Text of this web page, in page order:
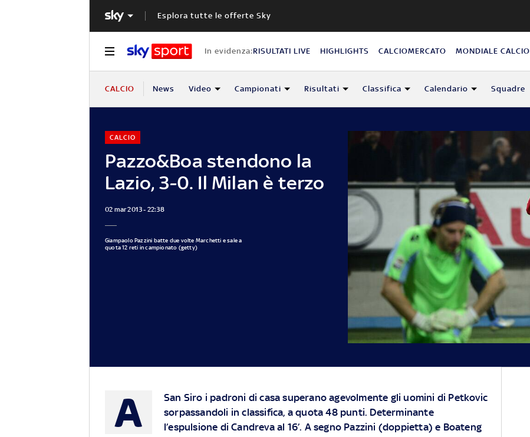
Esplora tutte le offerte Sky
In evidenza:RISULTATI LIVE HIGHLIGHTS CALCIOMERCATO MONDIALE CALCIO
CALCIO News Video Campionati Risultati Classifica Calendario Squadre
Pazzo&Boa stendono la
Lazio, 3-0. Il Milan è terzo
CALCIO
02 mar 2013 - 22:38
Giampaolo Pazzini batte due volte Marchetti e sale a
quota 12 reti in campionato (getty)
A
San Siro i padroni di casa superano agevolmente gli uomini di Petkovic
sorpassandoli in classifica, a quota 48 punti. Determinante
l’espulsione di Candreva al 16’. A segno Pazzini (doppietta) e Boateng